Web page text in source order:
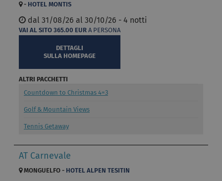
VAI AL SITO 365.00 EURA PERSONA
DETTAGLI
SULLA HOMEPAGE
- HOTEL MONTIS
dal 31/08/26 al 30/10/26 - 4 notti
ALTRI PACCHETTI
Countdown to Christmas 4=3
Golf & Mountain Views
Tennis Getaway
AT Carnevale
MONGUELFO - HOTEL ALPEN TESITIN